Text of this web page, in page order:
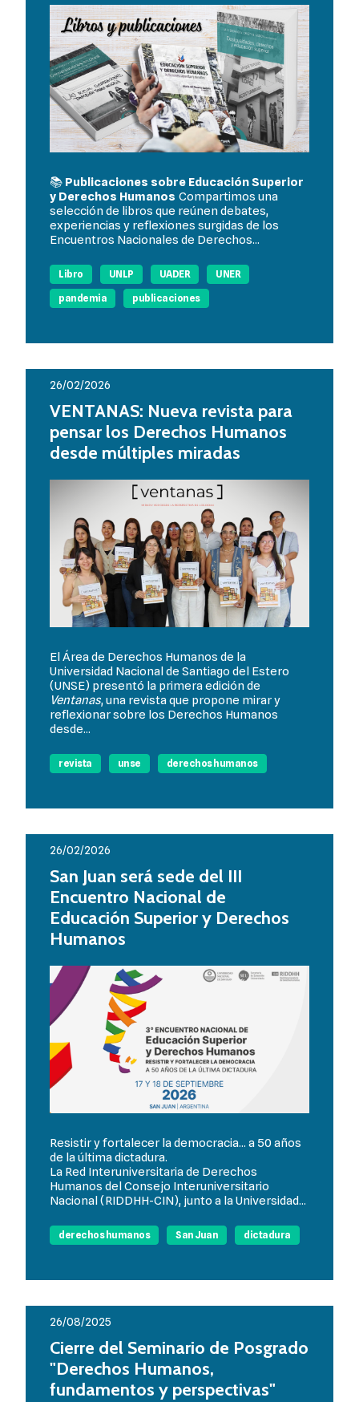
📚 Publicaciones sobre Educación Superior
y Derechos Humanos Compartimos una
selección de libros que reúnen debates,
experiencias y reflexiones surgidas de los
Encuentros Nacionales de Derechos...
Libro UNLP UADER
UNER
pandemia
publicaciones
26/02/2026
VENTANAS: Nueva revista para
pensar los Derechos Humanos
desde múltiples miradas
El Área de Derechos Humanos de la
Universidad Nacional de Santiago del Estero
(UNSE) presentó la primera edición de
Ventanas, una revista que propone mirar y
reflexionar sobre los Derechos Humanos
desde...
revista unse derechos humanos
26/02/2026
San Juan será sede del III
Encuentro Nacional de
Educación Superior y Derechos
Humanos
Resistir y fortalecer la democracia... a 50 años
de la última dictadura.
La Red Interuniversitaria de Derechos
Humanos del Consejo Interuniversitario
Nacional (RIDDHH-CIN), junto a la Universidad...
derechos humanos San Juan dictadura
26/08/2025
Cierre del Seminario de Posgrado
"Derechos Humanos,
fundamentos y perspectivas"